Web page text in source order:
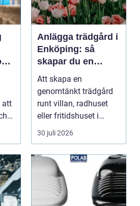
att
Anlägga trädgård i
Enköping: så
skapar du en
hållbar och
harmonisk
utemiljö
Att skapa en
genomtänkt trädgård
runt villan, radhuset
eller fritidshuset i
Enkö...
30 juli 2026